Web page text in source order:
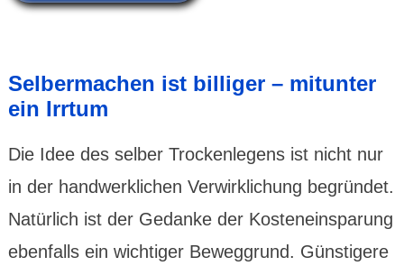
Selber­machen ist billiger – mitunter
ein Irrtum
Die Idee des selber Trocken­legens ist nicht nur
in der handwerk­lichen Verwirk­lichung begründet.
Natürlich ist der Gedanke der Kosten­ein­sparung
ebenfalls ein wichtiger Beweg­grund. Günstigere